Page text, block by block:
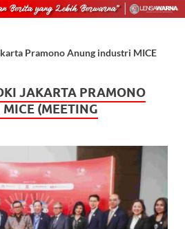
Pramono Anung industri MICE
JAKARTA PRAMONO
(MEETING